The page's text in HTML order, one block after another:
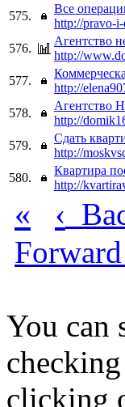
575.
Все
http://pravo-
576.
Агентство
http://
577.
http://
578.
Агентство
http://
579.
Сдать
http://
580.
Квартира
http://
« ‹
Forward
You can
clicking